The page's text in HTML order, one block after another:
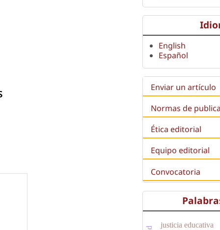
English
Español
Enviar un artículo
Normas de
Ética editorial
Equipo editorial
Convocatoria
justicia educativa